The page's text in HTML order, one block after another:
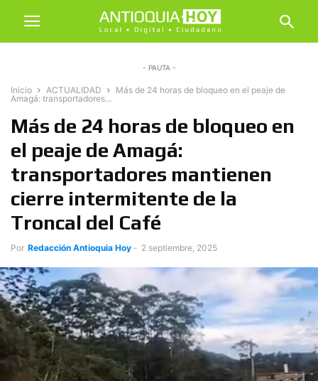
- PAUTA -
Inicio ACTUALIDAD
Más de 24 horas de bloqueo en el peaje de
Amagá: transportadores...
Más de 24 horas de bloqueo en
el peaje de Amagá:
transportadores mantienen
cierre intermitente de la
Troncal del Café
Por Redacción Antioquia Hoy - 2 septiembre, 2025